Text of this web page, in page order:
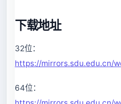
下载地址
32位：
https://mirrors.sdu.edu.cn/
64位：